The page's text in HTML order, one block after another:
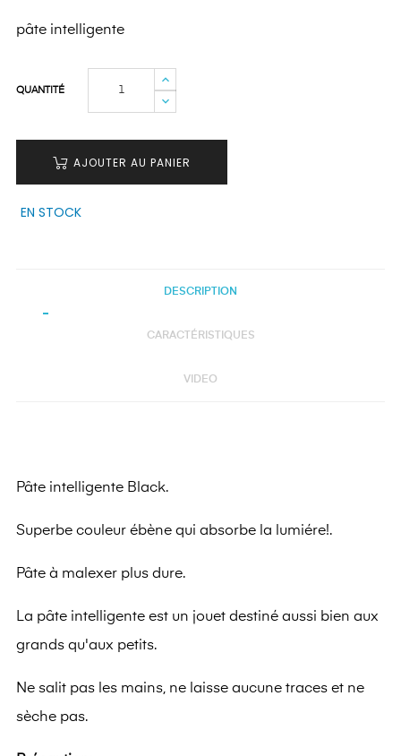
pâte intelligente
QUANTITÉ
AJOUTER AU PANIER
EN STOCK
DESCRIPTION
CARACTÉRISTIQUES
VIDEO
Pâte intelligente Black.
Superbe couleur ébène qui absorbe la lumiére!.
Pâte à malexer plus dure.
La pâte intelligente est un jouet destiné aussi bien aux
grands qu'aux petits.
Ne salit pas les mains, ne laisse aucune traces et ne
sèche pas.